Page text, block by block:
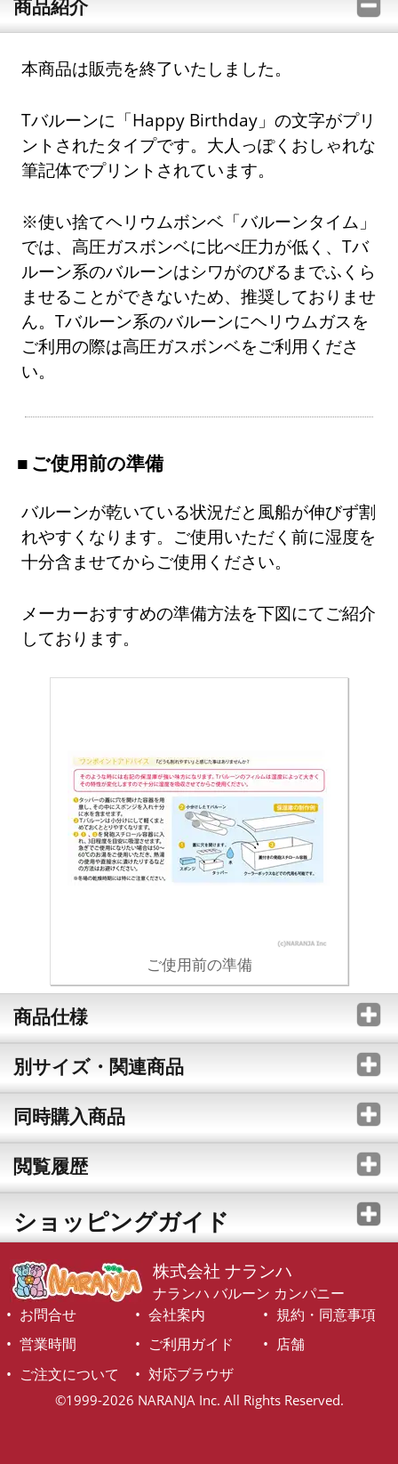
商品紹介
本商品は販売を終了いたしました。
Tバルーンに「Happy Birthday」の文字がプリ
ントされたタイプです。大人っぽくおしゃれな
筆記体でプリントされています。
※使い捨てヘリウムボンベ「バルーンタイム」
では、高圧ガスボンベに比べ圧力が低く、Tバ
ルーン系のバルーンはシワがのびるまでふくら
ませることができないため、推奨しておりませ
ん。Tバルーン系のバルーンにヘリウムガスを
ご利用の際は高圧ガスボンベをご利用くださ
い。
ご使用前の準備
バルーンが乾いている状況だと風船が伸びず割
れやすくなります。ご使用いただく前に湿度を
十分含ませてからご使用ください。
メーカーおすすめの準備方法を下図にてご紹介
しております。
ご使用前の準備
商品仕様
別サイズ・関連商品
同時購入商品
閲覧履歴
ショッピングガイド
株式会社 ナランハ
ナランハ バルーン カンパニー
お問合せ
会社案内
規約・同意事項
営業時間
ご利用ガイド
店舗
ご注文について
対応ブラウザ
©1999-2026 NARANJA Inc. All Rights Reserved.